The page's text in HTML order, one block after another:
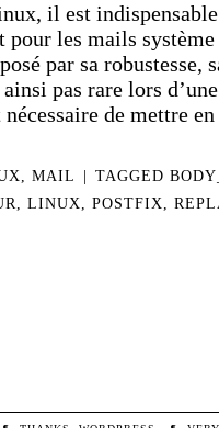
il est
les mails
par sa robustesse,
pas rare lors
de mettre
MAIL | TAGGED
,LINUX ,POSTFIX ,